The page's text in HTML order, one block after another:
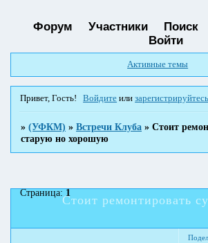
Форум Участники Поиск
Войти
Активные темы
Привет, Гость! Войдите илизарегистрируйтесь
»(УФКМ) »Встречи Клуба »Стоит
старую но хорошую
Стоит ремонтировать
Страница:1